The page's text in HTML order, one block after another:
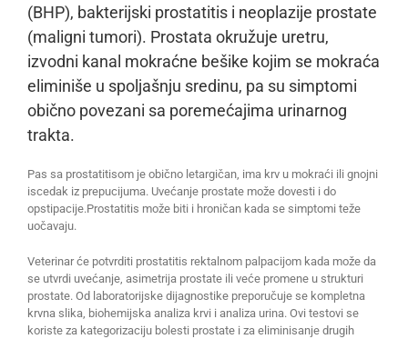
(BHP), bakterijski prostatitis i neoplazije prostate
(maligni tumori). Prostata okružuje uretru,
izvodni kanal mokraćne bešike kojim se mokraća
eliminiše u spoljašnju sredinu, pa su simptomi
obično povezani sa poremećajima urinarnog
trakta.
Pas sa prostatitisom je obično letargičan, ima krv u mokraći ili gnojni
iscedak iz prepucijuma. Uvećanje prostate može dovesti i do
opstipacije.Prostatitis može biti i hroničan kada se simptomi teže
uočavaju.
Veterinar će potvrditi prostatitis rektalnom palpacijom kada može da
se utvrdi uvećanje, asimetrija prostate ili veće promene u strukturi
prostate. Od laboratorijske dijagnostike preporučuje se kompletna
krvna slika, biohemijska analiza krvi i analiza urina. Ovi testovi se
koriste za kategorizaciju bolesti prostate i za eliminisanje drugih